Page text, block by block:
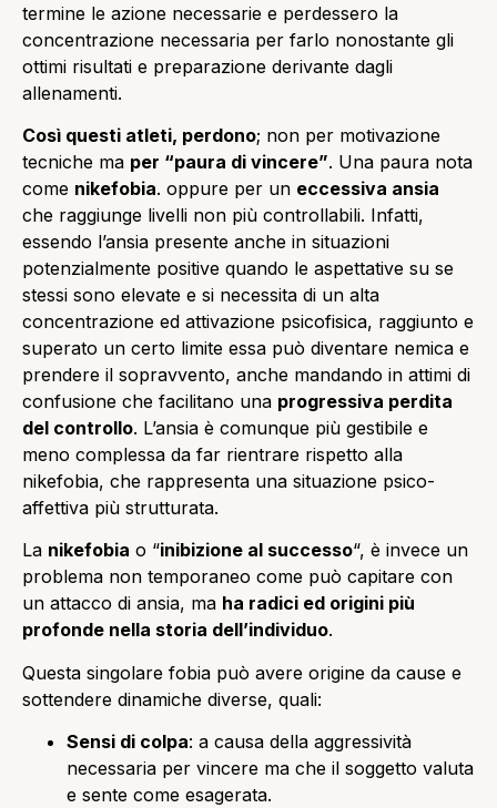
termine le azione necessarie e perdessero la
concentrazione necessaria per farlo nonostante gli
ottimi risultati e preparazione derivante dagli
allenamenti.
Così questi atleti, perdono; non per motivazione
tecniche ma per “paura di vincere”. Una paura nota
come nikefobia. oppure per un eccessiva ansia
che raggiunge livelli non più controllabili. Infatti,
essendo l’ansia presente anche in situazioni
potenzialmente positive quando le aspettative su se
stessi sono elevate e si necessita di un alta
concentrazione ed attivazione psicofisica, raggiunto e
superato un certo limite essa può diventare nemica e
prendere il sopravvento, anche mandando in attimi di
confusione che facilitano una progressiva perdita
del controllo. L’ansia è comunque più gestibile e
meno complessa da far rientrare rispetto alla
nikefobia, che rappresenta una situazione psico-
affettiva più strutturata.
La nikefobia o “inibizione al successo“, è invece un
problema non temporaneo come può capitare con
un attacco di ansia, ma ha radici ed origini più
profonde nella storia dell’individuo.
Questa singolare fobia può avere origine da cause e
sottendere dinamiche diverse, quali:
Sensi di colpa: a causa della aggressività
necessaria per vincere ma che il soggetto valuta
e sente come esagerata.